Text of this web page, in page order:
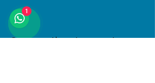
Compartir este evento
1